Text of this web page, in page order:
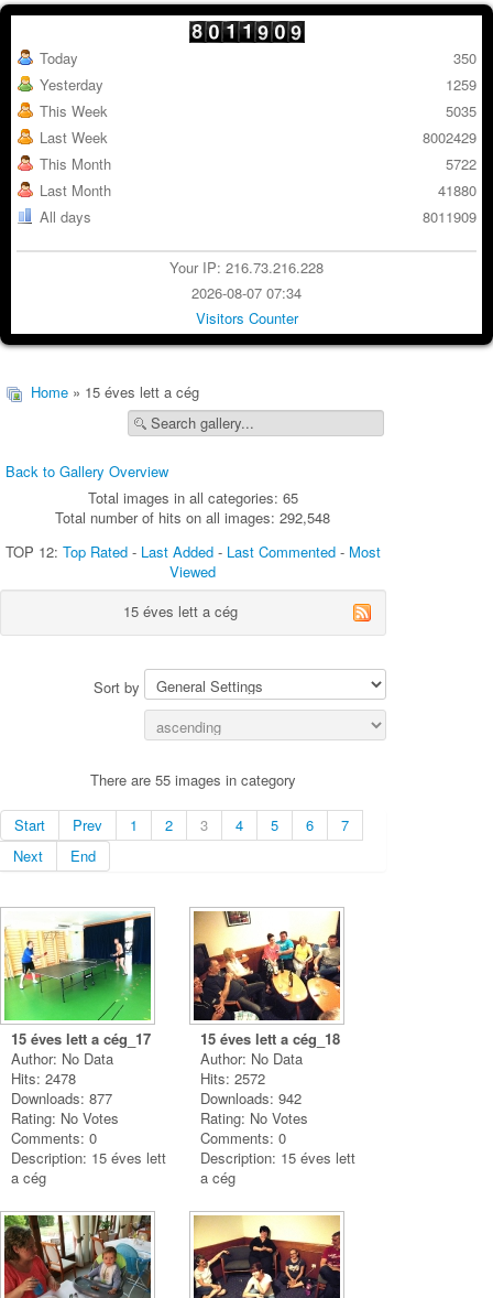
Today
Yesterday
This Week
Last Week
This Month
Last Month
All days
350
1259
5035
8002429
5722
41880
8011909
Your IP: 216.73.216.228
2026-08-07 07:34
Visitors Counter
Home » 15 éves lett a cég
Back to Gallery Overview
Total images in all categories: 65
Total number of hits on all images: 292,548
TOP 12: Top Rated- Last Added- Last Commented- Most
Viewed
15 éves lett a cég
Sort by
There are 55 images in category
Start Prev 1 2 3 4 5 6
7
Next
End
15 éves lett a cég_17
Author: No Data
Hits: 2478
Downloads: 877
Rating: No Votes
Comments: 0
Description: 15 éves lett
a cég
15 éves lett a cég_18
Author: No Data
Hits: 2572
Downloads: 942
Rating: No Votes
Comments: 0
Description: 15 éves lett
a cég